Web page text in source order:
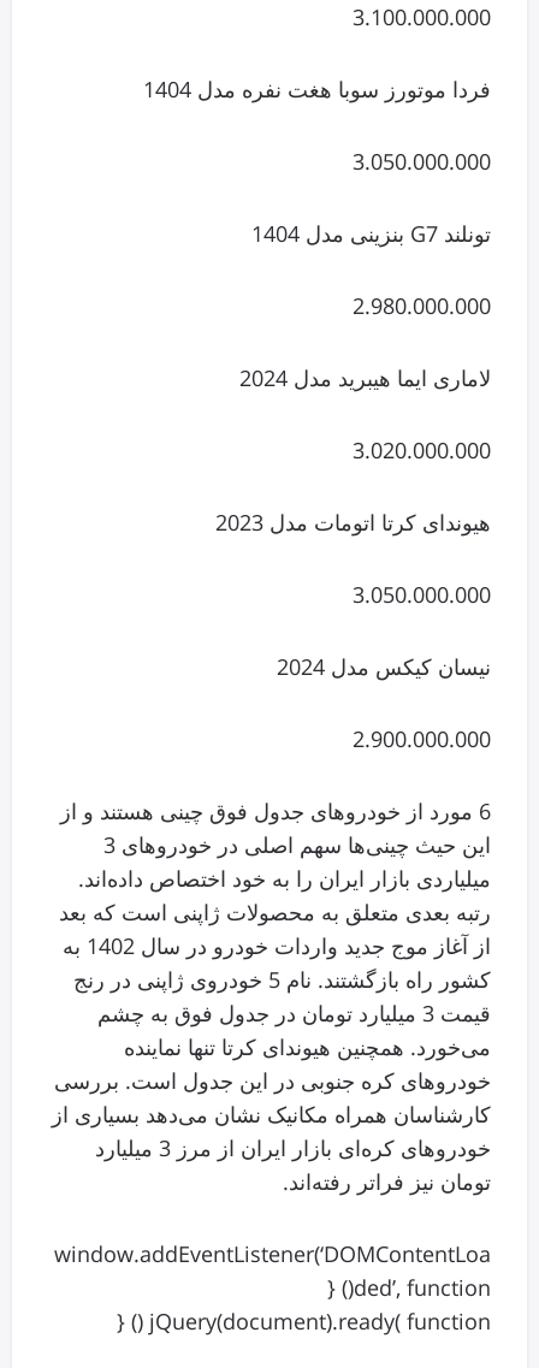
3.100.000.000
فردا موتورز سوبا هغت نفره مدل 1404
3.050.000.000
تونلند G7 بنزینی مدل 1404
2.980.000.000
لاماری ایما هیبرید مدل 2024
3.020.000.000
هیوندای کرتا اتومات مدل 2023
3.050.000.000
نیسان کیکس مدل 2024
2.900.000.000
6 مورد از خودروهای جدول فوق چینی هستند و از
این حیث چینی‌ها سهم اصلی در خودروهای 3
میلیاردی بازار ایران را به خود اختصاص داده‌اند.
رتبه بعدی متعلق به محصولات ژاپنی است که بعد
از آغاز موج جدید واردات خودرو در سال 1402 به
کشور راه بازگشتند. نام 5 خودروی ژاپنی در رنج
قیمت 3 میلیارد تومان در جدول فوق به چشم
می‌خورد. همچنین هیوندای کرتا تنها نماینده
خودروهای کره جنوبی در این جدول است. بررسی
کارشناسان همراه مکانیک نشان می‌دهد بسیاری از
خودروهای کره‌ای بازار ایران از مرز 3 میلیارد
تومان نیز فراتر رفته‌اند.
window.addEventListener(‘DOMContentLoa
ded’, function() {
jQuery(document).ready( function () {